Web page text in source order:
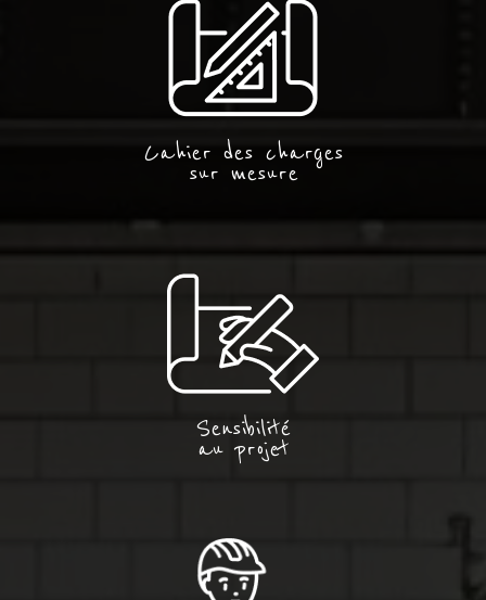
Cahier des charges
sur mesure
Sensibilité
au projet